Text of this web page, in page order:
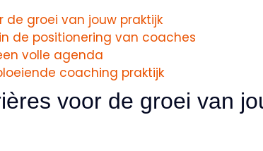
de groei van jouw praktijk
de positionering van coaches
volle agenda
coaching praktijk
voor de groei van